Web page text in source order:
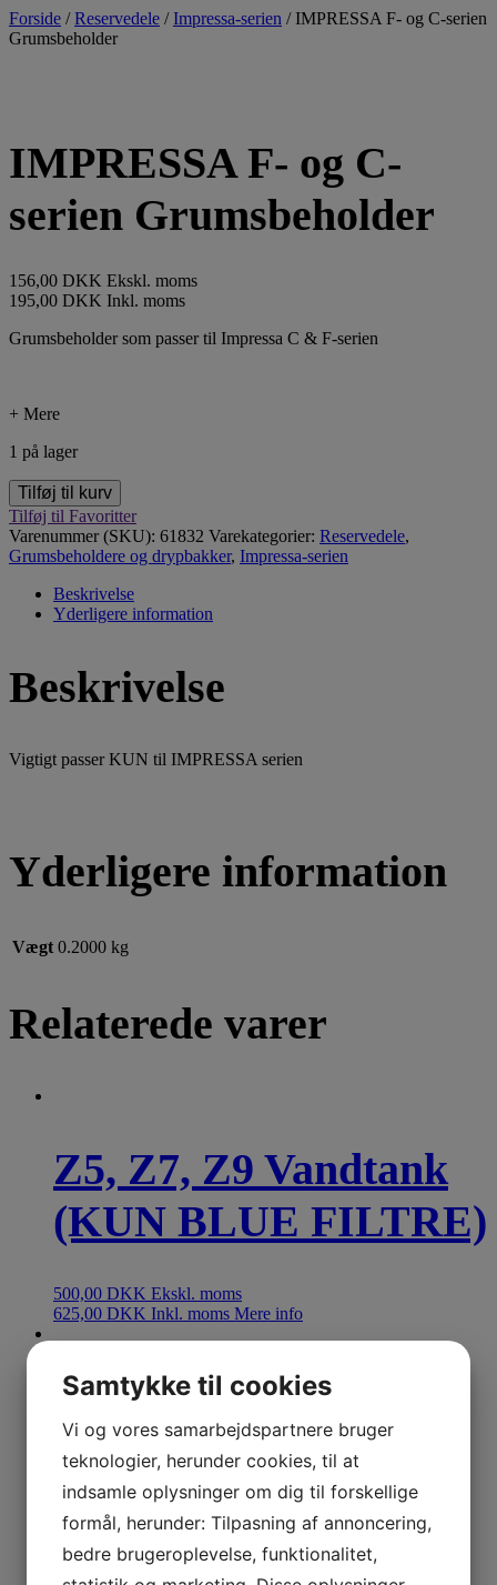
Forside /Reservedele /Impressa-serien / IMPRESSA F- og C-serien
Grumsbeholder
IMPRESSA F- og C-
serien Grumsbeholder
156,00 DKK Ekskl. moms
195,00 DKK Inkl. moms
Grumsbeholder som passer til Impressa C & F-serien
+ Mere
1 på lager
Tilføj til kurv
Tilføj til Favoritter
Varenummer (SKU): 61832 Varekategorier: Reservedele,
Grumsbeholdere og drypbakker, Impressa-serien
Beskrivelse
Yderligere information
Beskrivelse
Vigtigt passer KUN til IMPRESSA serien
Yderligere information
Vægt 0.2000 kg
Relaterede varer
Z5, Z7, Z9 Vandtank
(KUN BLUE FILTRE)
500,00 DKK Ekskl. moms
625,00 DKK Inkl. moms Mere info
Z-serien (Z6, Z8 og
Z10)
Mælkerensebeholder
Samtykke til cookies
Vi og vores samarbejdspartnere bruger
teknologier, herunder cookies, til at
indsamle oplysninger om dig til forskellige
formål, herunder: Tilpasning af annoncering,
bedre brugeroplevelse, funktionalitet,